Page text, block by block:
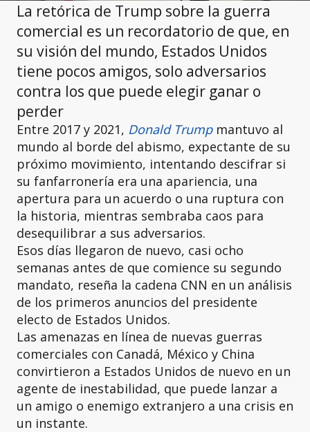
La retórica de Trump sobre la guerra
comercial es un recordatorio de que, en
su visión del mundo, Estados Unidos
tiene pocos amigos, solo adversarios
contra los que puede elegir ganar o
perder
Entre 2017 y 2021, Donald Trumpmantuvo al
mundo al borde del abismo, expectante de su
próximo movimiento, intentando descifrar si
su fanfarronería era una apariencia, una
apertura para un acuerdo o una ruptura con
la historia, mientras sembraba caos para
desequilibrar a sus adversarios.
Esos días llegaron de nuevo, casi ocho
semanas antes de que comience su segundo
mandato, reseña la cadena CNN en un análisis
de los primeros anuncios del presidente
electo de Estados Unidos.
Las amenazas en línea de nuevas guerras
comerciales con Canadá, México y China
convirtieron a Estados Unidos de nuevo en un
agente de inestabilidad, que puede lanzar a
un amigo o enemigo extranjero a una crisis en
un instante.